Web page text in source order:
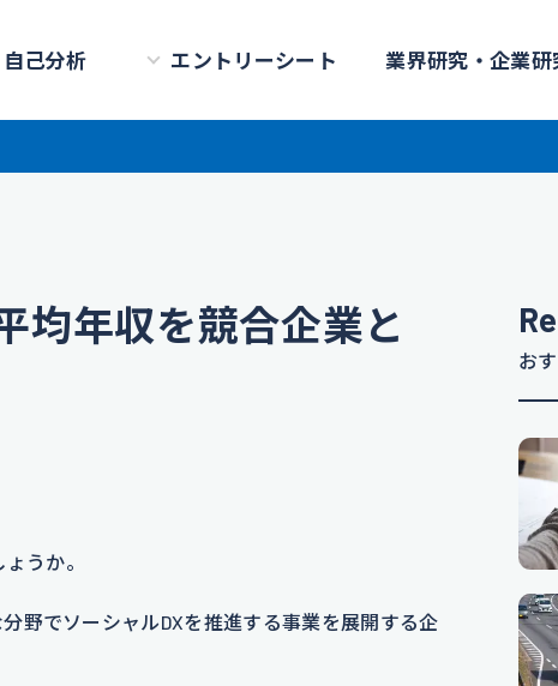
自己分析 エントリーシート 業界研究・企業研
均年収を競合企業と
うか。
野でソーシャルDXを推進する事業を展開する企
お